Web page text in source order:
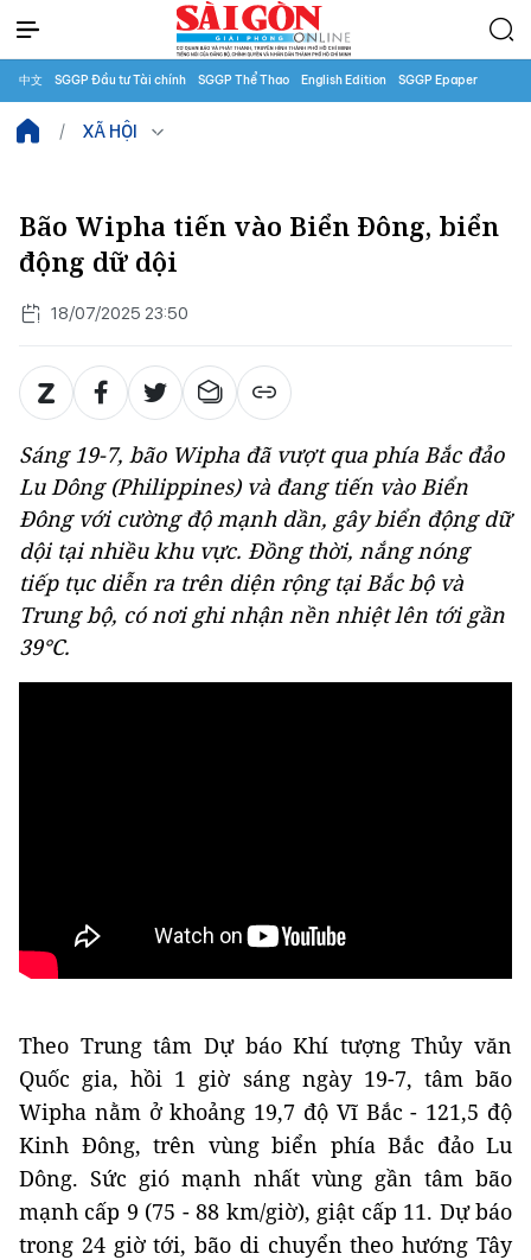
中文 SGGP Đầu tư Tài chính SGGP Thể Thao English Edition SGGP Epaper
XÃ HỘI
Bão Wipha tiến vào Biển Đông, biển
động dữ dội
18/07/2025 23:50
Sáng 19-7, bão Wipha đã vượt qua phía Bắc đảo
Lu Dông (Philippines) và đang tiến vào Biển
Đông với cường độ mạnh dần, gây biển động dữ
dội tại nhiều khu vực. Đồng thời, nắng nóng
tiếp tục diễn ra trên diện rộng tại Bắc bộ và
Trung bộ, có nơi ghi nhận nền nhiệt lên tới gần
39°C.
Theo Trung tâm Dự báo Khí tượng Thủy văn
Quốc gia, hồi 1 giờ sáng ngày 19-7, tâm bão
Wipha nằm ở khoảng 19,7 độ Vĩ Bắc - 121,5 độ
Kinh Đông, trên vùng biển phía Bắc đảo Lu
Dông. Sức gió mạnh nhất vùng gần tâm bão
mạnh cấp 9 (75 - 88 km/giờ), giật cấp 11. Dự báo
trong 24 giờ tới, bão di chuyển theo hướng Tây